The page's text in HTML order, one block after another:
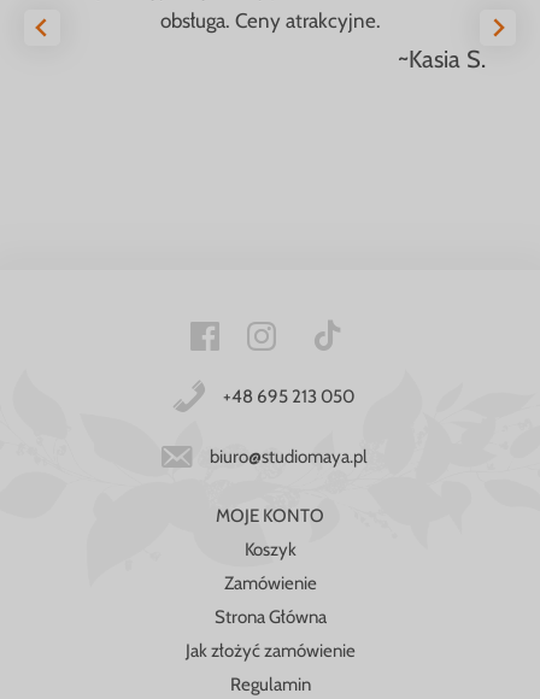
obsługa. Ceny atrakcyjne.
~Kasia S.
+48 695 213 050
biuro@studiomaya.pl
MOJE KONTO
Koszyk
Zamówienie
Strona Główna
Jak złożyć zamówienie
Regulamin